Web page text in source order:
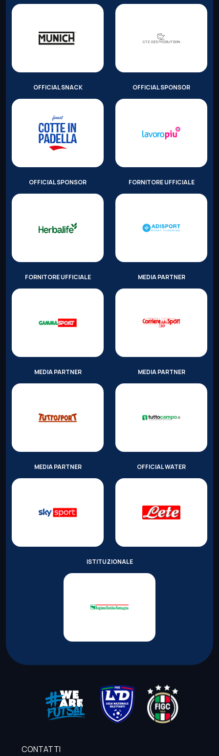
OFFICIAL SNACK OFFICIAL SPONSOR
OFFICIAL SPONSOR FORNITORE UFFICIALE
FORNITORE UFFICIALE MEDIA PARTNER
MEDIA PARTNER MEDIA PARTNER
MEDIA PARTNER OFFICIAL WATER
ISTITUZIONALE
CONTATTI